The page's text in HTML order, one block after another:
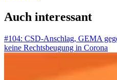
Auch interessant
#104: CSD-Anschlag, GEMA
keine Rechtsbeugung in Corona